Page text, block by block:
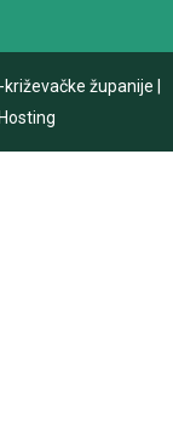
županije
Hosting